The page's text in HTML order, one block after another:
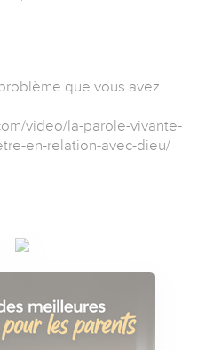
que vous avez
video/la-parole-vivante-
en-relation-avec-dieu/